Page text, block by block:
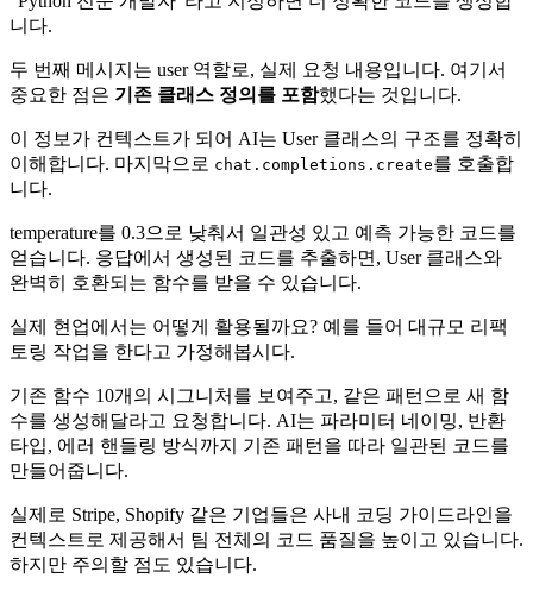
니다.
두 번째 메시지는 user 역할로, 실제 요청 내용입니다. 여기서
중요한 점은 기존 클래스 정의를 포함했다는 것입니다.
이 정보가 컨텍스트가 되어 AI는 User 클래스의 구조를 정확히
이해합니다. 마지막으로 chat.completions.create를 호출합
니다.
temperature를 0.3으로 낮춰서 일관성 있고 예측 가능한 코드를
얻습니다. 응답에서 생성된 코드를 추출하면, User 클래스와
완벽히 호환되는 함수를 받을 수 있습니다.
실제 현업에서는 어떻게 활용될까요? 예를 들어 대규모 리팩
토링 작업을 한다고 가정해봅시다.
기존 함수 10개의 시그니처를 보여주고, 같은 패턴으로 새 함
수를 생성해달라고 요청합니다. AI는 파라미터 네이밍, 반환
타입, 에러 핸들링 방식까지 기존 패턴을 따라 일관된 코드를
만들어줍니다.
실제로 Stripe, Shopify 같은 기업들은 사내 코딩 가이드라인을
컨텍스트로 제공해서 팀 전체의 코드 품질을 높이고 있습니다.
하지만 주의할 점도 있습니다.